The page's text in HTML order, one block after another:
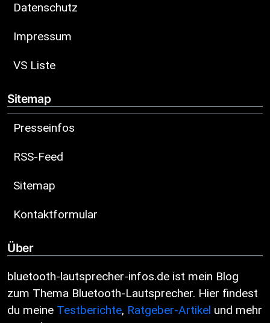
Datenschutz
Impressum
VS Liste
Sitemap
Presseinfos
RSS-Feed
Sitemap
Kontaktformular
Über
bluetooth-lautsprecher-infos.de ist mein Blog
zum Thema Bluetooth-Lautsprecher. Hier findest
du meine Testberichte, Ratgeber-Artikel und mehr